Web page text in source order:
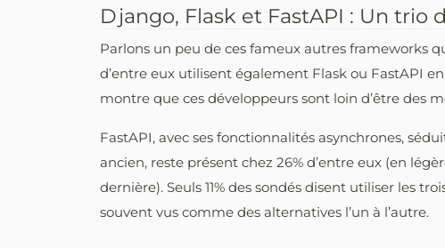
Django, Flask et FastAPI : Un trio
Parlons un peu de ces fameux autres frameworks
d’entre eux utilisent également Flask ou FastAPI
montre que ces développeurs sont loin d’être des
FastAPI, avec ses fonctionnalités asynchrones,
ancien, reste présent chez 26% d’entre eux (en
dernière). Seuls 11% des sondés disent utiliser les
souvent vus comme des alternatives l’un à l’autre.